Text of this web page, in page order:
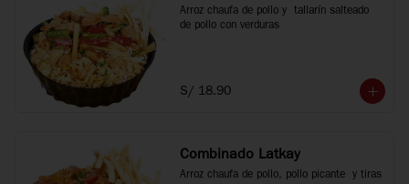
Arroz chaufa de pollo y  tallarín salteado
de pollo con verduras
S/ 18.90
Combinado Latkay
Arroz chaufa de pollo, pollo picante  y tiras